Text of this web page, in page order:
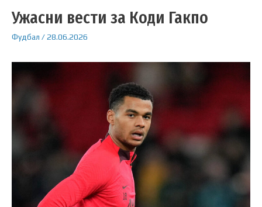
Ужасни вести за Коди Гакпо
Фудбал /28.06.2026